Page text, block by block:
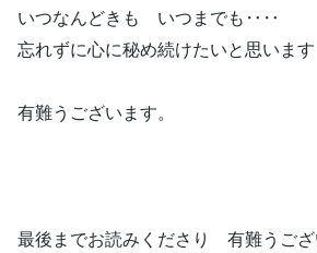
いつなんどきも いつまでも‥‥
忘れずに心に秘め続けたいと思います
有難うございます。
最後までお読みくださり 有難うご